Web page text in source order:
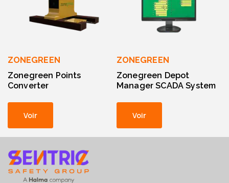
ZONEGREEN
Zonegreen Points
Converter
Voir
ZONEGREEN
Zonegreen Depot
Manager SCADA System
Voir